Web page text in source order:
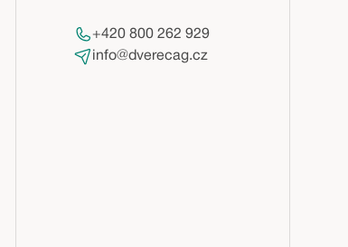
+420 800 262 929
info@dverecag.cz